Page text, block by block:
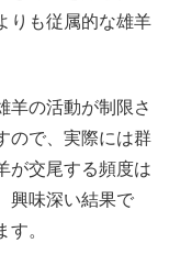
りも従属的な雄羊
羊の活動が制限さ
ので、実際には群
が交尾する頻度は
興味深い結果で
。